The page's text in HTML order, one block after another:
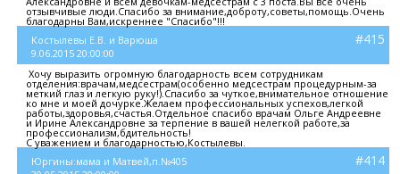
отзывчивые люди.Спасибо за внимание,доброту,советы,помощь.Очень
благодарны Вам,искреннее "Спасибо"!!!
Костылевы Е.В. и Варюша
9.06.2015 20:00:00
#415
Хочу выразить огромную благодарность всем сотрудникам
отделения:врачам,медсестрам(особенно медсестрам процедурным-за
меткий глаз и легкую руку!).Спасибо за чуткое,внимательное отношение
ко мне и моей дочурке.Желаем профессиональных успехов,легкой
работы,здоровья,счастья.Отдельное спасибо врачам Ольге Андреевне
и Ирине Александровне за терпение в вашей нелегкой работе,за
профессионализм,бдительность!
С уважением и благодарностью,Костылевы.
Юргины:мама и Матвей,п.№405
#414